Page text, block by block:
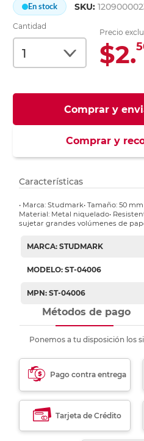
En stock SKU:
Cantidad
Precio
$2.
Comprar y
Comprar y
Características
• Marca: Studmark• Tamaño: 50
Material: Metal niquelado•
sujetar grandes volúmenes de
MARCA: STUDMARK
MODELO: ST-04006
MPN: ST-04006
Métodos de pago
Ponemos a tu disposición los
Pago contra entrega
Tarjeta de Crédito